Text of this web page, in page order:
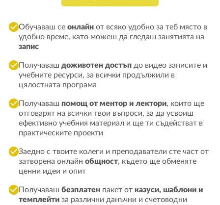
Обучаваш се онлайн от всяко удобно за теб място в
удобно време, като можеш да гледаш занятията на
запис
Получаваш доживотен достъп до видео записите и
учебните ресурси, за всички продължили в
цялостната програма
Получаваш помощ от ментор и лектори, които ще
отговарят на всички твои въпроси, за да усвоиш
ефективно учебния материал и ще ти съдействат в
практическите проекти
Заедно с твоите колеги и преподаватели сте част от
затворена онлайн общност, където ще обменяте
ценни идеи и опит
Получаваш безплатен пакет от казуси, шаблони и
темплейти за различни данъчни и счетоводни